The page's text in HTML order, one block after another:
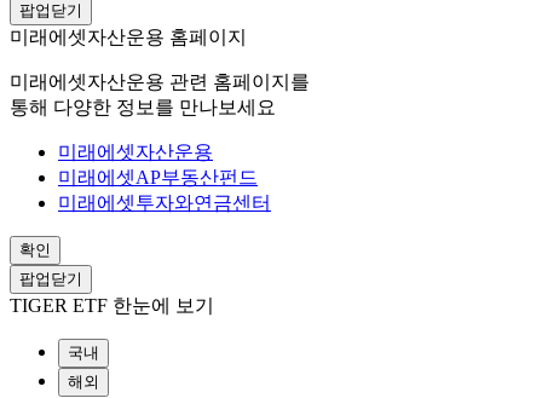
팝업닫기
미래에셋자산운용 홈페이지
미래에셋자산운용 관련 홈페이지를
통해 다양한 정보를 만나보세요
미래에셋자산운용
미래에셋AP부동산펀드
미래에셋투자와연금센터
확인
팝업닫기
TIGER ETF 한눈에 보기
국내
해외